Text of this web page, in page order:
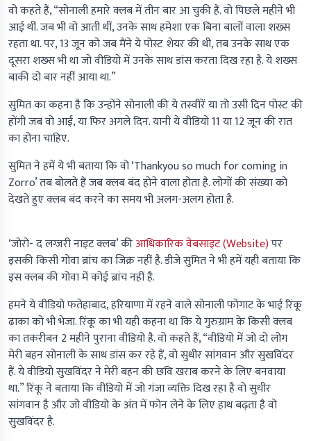
वो कहते हैं, “सोनाली हमारे क्लब में तीन बार आ चुकी हैं. वो पिछले महीने भी
आई थीं. जब भी वो आती थीं, उनके साथ हमेशा एक बिना बालों वाला शख्स
रहता था. पर, 13 जून को जब मैंने ये पोस्ट शेयर की थी, तब उनके साथ एक
दूसरा शख्स भी था जो वीडियो में उनके साथ डांस करता दिख रहा है. ये शख्स
बाकी दो बार नहीं आया था.”
सुमित का कहना है कि उन्होंने सोनाली की ये तस्वीरें या तो उसी दिन पोस्ट की
होंगी जब वो आईं, या फिर अगले दिन. यानी ये वीडियो 11 या 12 जून की रात
का होना चाहिए.
सुमित ने हमें ये भी बताया कि वो ‘Thankyou so much for coming in
Zorro’ तब बोलते हैं जब क्लब बंद होने वाला होता है. लोगों की संख्या को
देखते हुए क्लब बंद करने का समय भी अलग-अलग होता है.
‘जोरो- द लग्जरी नाइट क्लब’ कीआधिकारिक वेबसाइट (Website)पर
इसकी किसी गोवा ब्रांच का जिक्र नहीं है. डीजे सुमित ने भी हमें यही बताया कि
इस क्लब की गोवा में कोई ब्रांच नहीं है.
हमने ये वीडियो फतेहाबाद, हरियाणा में रहने वाले सोनाली फोगाट के भाई रिंकू
ढाका को भी भेजा. रिंकू का भी यही कहना था कि ये गुरुग्राम के किसी क्लब
का तकरीबन 2 महीने पुराना वीडियो है. वो कहते हैं, “वीडियो में जो दो लोग
मेरी बहन सोनाली के साथ डांस कर रहे हैं, वो सुधीर सांगवान और सुखविंदर
हैं. ये वीडियो सुखविंदर ने मेरी बहन की छवि खराब करने के लिए बनवाया
था.” रिंकू ने बताया कि वीडियो में जो गंजा व्यक्ति दिख रहा है वो सुधीर
सांगवान है और जो वीडियो के अंत में फोन लेने के लिए हाथ बढ़ता है वो
सुखविंदर है.